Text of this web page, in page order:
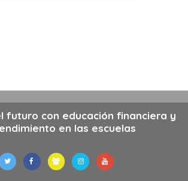
futuro con educación financiera y
en las escuelas
/ Mamá||
Docente
Directivo escolar
||
Administrativo